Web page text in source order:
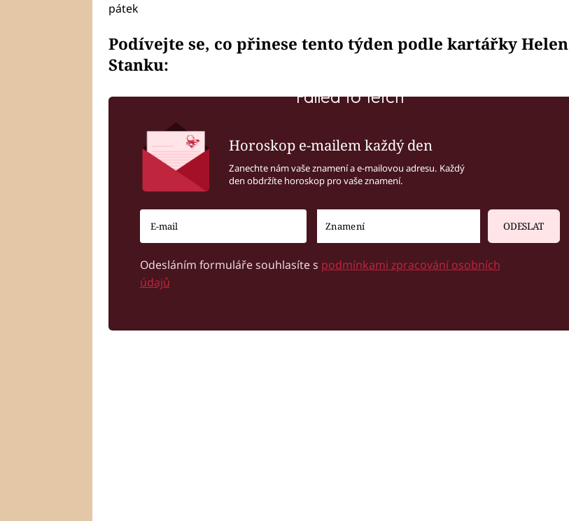
pátek
Podívejte se, co přinese tento týden podle kartářky Helen
Stanku:
Failed to fetch
Horoskop e-mailem každý den
Zanechte nám vaše znamení a e-mailovou adresu. Každý
den obdržíte horoskop pro vaše znamení.
ODESLAT
Odesláním formuláře souhlasíte s podmínkami zpracování osobních
údajů